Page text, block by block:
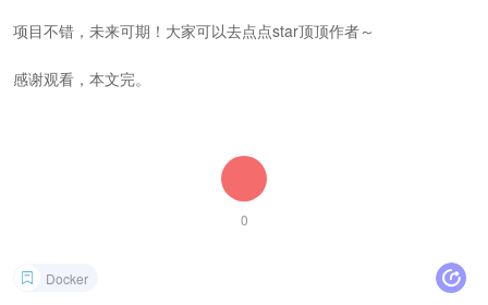
项目不错，未来可期！大家可以去点点star顶顶作者～
感谢观看，本文完。
0
Docker